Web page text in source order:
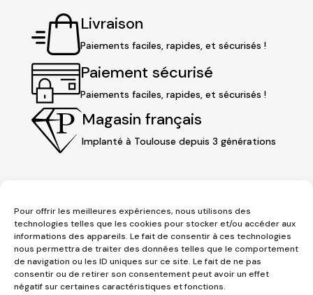
Pour offrir les meilleures expériences, nous utilisons des
technologies telles que les cookies pour stocker et/ou accéder aux
informations des appareils. Le fait de consentir à ces technologies
nous permettra de traiter des données telles que le comportement
de navigation ou les ID uniques sur ce site. Le fait de ne pas
consentir ou de retirer son consentement peut avoir un effet
négatif sur certaines caractéristiques et fonctions.
Livraison
Paiements faciles, rapides, et sécurisés !
Paiement sécurisé
Paiements faciles, rapides, et sécurisés !
Magasin français
Implanté à Toulouse depuis 3 générations
3 place Jeanne d'Arc